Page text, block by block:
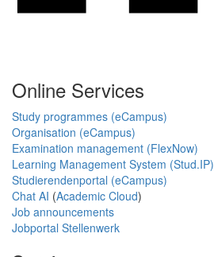
Online Services
Study programmes (eCampus)
Organisation (eCampus)
Examination management (FlexNow)
Learning Management System (Stud.IP)
Studierendenportal (eCampus)
Chat AI (Academic Cloud)
Job announcements
Jobportal Stellenwerk